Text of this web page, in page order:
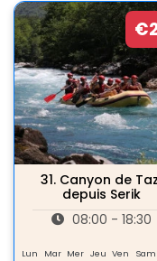
31. Canyon de
depuis Serik
08:00 - 18:30
Lun Mar Mer Jeu Ven Sam